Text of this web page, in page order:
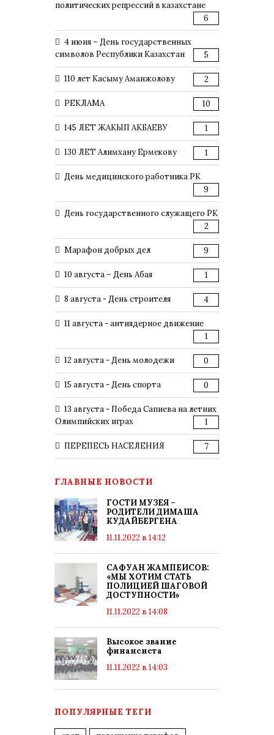
политических репрессий в казахстане
6
4 июня – День государственных
символов Республики Казахстан
5
110 лет Касыму Аманжолову 2
РЕКЛАМА 10
145 ЛЕТ ЖАКЫП АКБАЕВУ 1
130 ЛЕТ Алимхану Ермекову 1
День медицинского работника РК
9
День государственного служащего РК
2
Марафон добрых дел 9
10 августа – День Абая 1
8 августа - День строителя 4
11 августа - антиядерное движение
1
12 августа - День молодежи 0
15 августа - День спорта 0
13 августа - Победа Сапиева на летних
Олимпийских играх
1
ПЕРЕПЕСЬ НАСЕЛЕНИЯ 7
ГЛАВНЫЕ НОВОСТИ
ГОСТИ МУЗЕЯ –
РОДИТЕЛИ ДИМАША
КУДАЙБЕРГЕНА
11.11.2022 в 14:12
САФУАН ЖАМПЕИСОВ:
«МЫ ХОТИМ СТАТЬ
ПОЛИЦИЕЙ ШАГОВОЙ
ДОСТУПНОСТИ»
11.11.2022 в 14:08
Высокое звание
финансиста
11.11.2022 в 14:03
ПОПУЛЯРНЫЕ ТЕГИ